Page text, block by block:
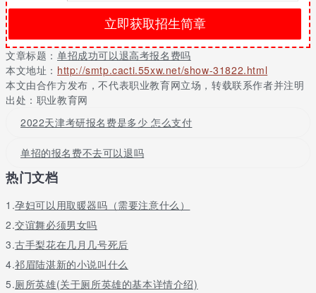
2.增加录取几率
6月份高考面临背水一战，压力大，长期以来被戏称为“千军万马挤
独木桥”。相比之下，3月份的高职单招考试难度要求相对较低，更
倾向于实践能力和综合素质的考查，而招生数和录取数比例更加合
理，即使没有被理想学校录取，还可以继续参加6月份的全国高考，
因此，考生的压力相对较小，有利于考试发挥出较好状态，增加录
取几率。
3.两次录取机会
高职单招考试由文化素质测试、职业技能测试两部分组成。其中，
凡参加高职单招的考生(免试生除外)，均需参加文化素质测试。与
去年不同，今年考生在报名区县设置的考点参加文化考试，既方便
又节约时间和成本。录取时，文化素质测试成绩合格，但未被预录
取的考生，可进行二次志愿填报。
文章标题： 单招成功可以退高考报名费吗
本文地址： http://smtp.cacti.55xw.net/show-31822.html
本文由合作方发布，不代表职业教育网立场，转载联系作者并注明
出处：职业教育网
2022天津考研报名费是多少 怎么支付
单招的报名费不去可以退吗
热门文档
1.孕妇可以用取暖器吗（需要注意什么）
2.交谊舞必须男女吗
3.古手梨花在几月几号死后
4.祁眉陆湛新的小说叫什么
5.厕所英雄(关于厕所英雄的基本详情介绍)